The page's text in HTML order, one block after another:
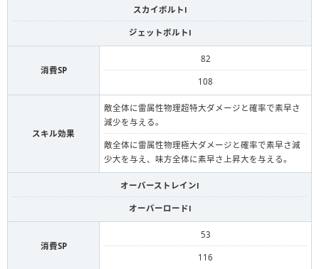
スカイボルトⅠ
ジェットボルトⅠ
消費SP
82
108
スキル効果
敵全体に雷属性物理超特大ダメージと確率で素早さ
減少を与える。
敵全体に雷属性物理極大ダメージと確率で素早さ減
少大を与え、味方全体に素早さ上昇大を与える。
オーバーストレインⅠ
オーバーロードⅠ
消費SP
53
116